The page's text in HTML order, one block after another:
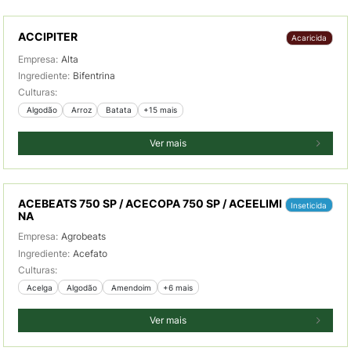
ACCIPITER Acaricida
Empresa: Alta
Ingrediente: Bifentrina
Culturas:
Algodão Arroz Batata +15 mais
Ver mais
ACEBEATS 750 SP / ACECOPA 750 SP / ACEELIMI
NA
Inseticida
Empresa: Agrobeats
Ingrediente: Acefato
Culturas:
Acelga Algodão Amendoim +6 mais
Ver mais